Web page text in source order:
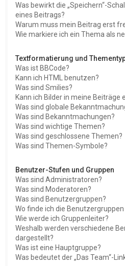
Was bewirkt die „Speichern“-
eines Beitrags?
Warum muss mein Beitrag erst
Wie markiere ich ein Thema als
Textformatierung und
Was ist BBCode?
Kann ich HTML benutzen?
Was sind Smilies?
Kann ich Bilder in meine Beiträge
Was sind globale
Was sind Bekanntmachungen?
Was sind wichtige Themen?
Was sind geschlossene Themen?
Was sind Themen-Symbole?
Benutzer-Stufen und Gruppen
Was sind Administratoren?
Was sind Moderatoren?
Was sind Benutzergruppen?
Wo finde ich die
Wie werde ich Gruppenleiter?
Weshalb werden verschiedene
dargestellt?
Was ist eine Hauptgruppe?
Was bedeutet der „Das Team“-